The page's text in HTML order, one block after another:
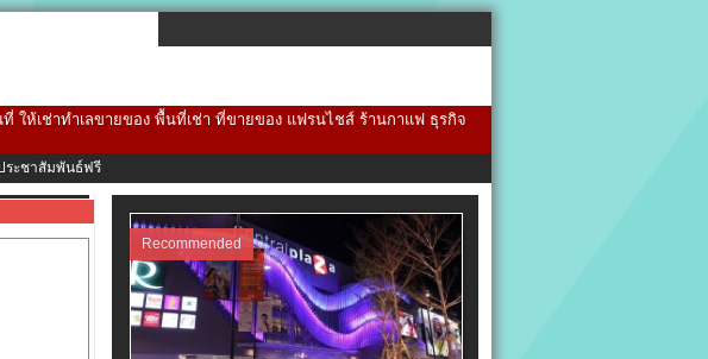
ให้เช่าทำเลขายของ พื้นที่เช่า ที่ขายของ แฟรนไชส์ ร้านกาแฟ ธุรกิจ
ระชาสัมพันธ์ฟรี
Recommended